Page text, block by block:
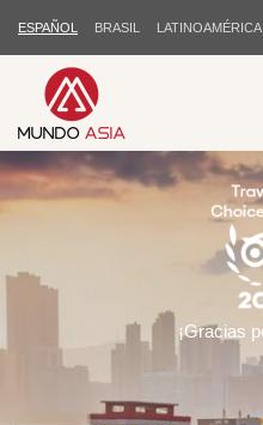
ESPAÑOL BRASIL LATINOAMÉRICA
¡Gracias